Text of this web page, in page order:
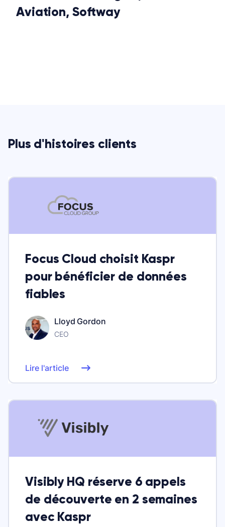
Aviation, Softway
Plus d'histoires clients
Focus Cloud choisit Kaspr
pour bénéficier de données
fiables
Lloyd Gordon
CEO
Lire l'article
Visibly HQ réserve 6 appels
de découverte en 2 semaines
avec Kaspr